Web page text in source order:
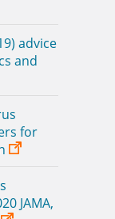
advice
and
for
JAMA,